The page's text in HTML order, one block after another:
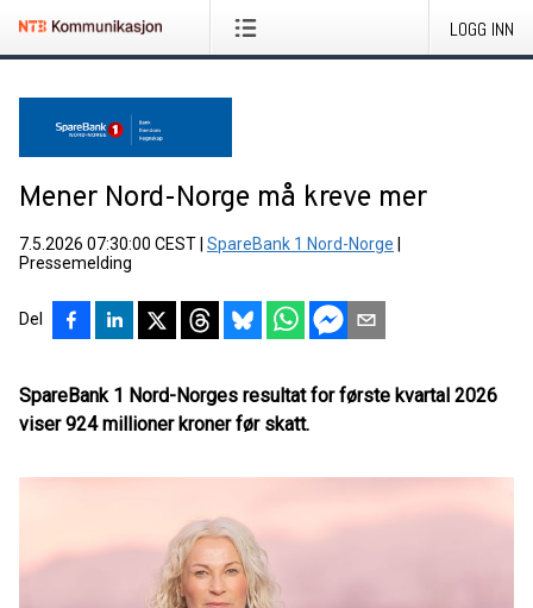
LOGG INN
Mener Nord-Norge må kreve mer
7.5.2026 07:30:00 CEST SpareBank 1 Nord-Norge
Pressemelding
Del
SpareBank 1 Nord-Norges resultat for første kvartal 2026
viser 924 millioner kroner før skatt.